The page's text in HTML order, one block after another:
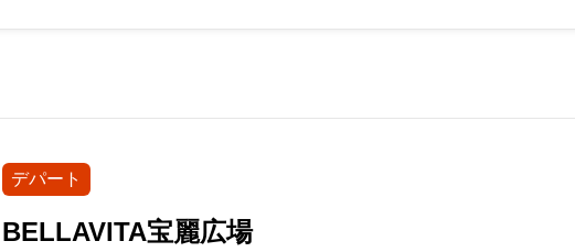
デパート
BELLAVITA宝麗広場